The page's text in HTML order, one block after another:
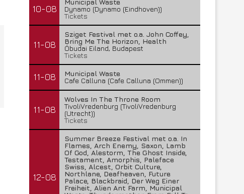
Lunatic Soul – Transition II
10-08
Municipal Waste
Dynamo (Dynamo (Eindhoven))
Tickets
11-08
Sziget Festival met o.a. John Coffey,
Bring Me The Horizon, Health
Óbudai Eiland, Budapest
Tickets
11-08
Municipal Waste
Cafe Calluna (Cafe Calluna (Ommen))
11-08
Wolves In The Throne Room
TivoliVredenburg (TivoliVredenburg
(Utrecht))
Tickets
12-08
Summer Breeze Festival met o.a. In
Flames, Arch Enemy, Saxon, Lamb
Of God, Alestorm, The Ghost Inside,
Testament, Amorphis, Paleface
Swiss, Alcest, Orbit Culture,
Northlane, Deafheaven, Future
Palace, Blackbraid, Der Weg Einer
Freiheit, Alien Ant Farm, Municipal